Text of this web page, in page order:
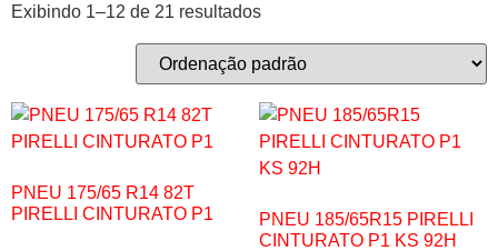
Exibindo 1–12 de 21 resultados
PNEU 175/65 R14 82T
PIRELLI CINTURATO P1
PNEU 185/65R15 PIRELLI
CINTURATO P1 KS 92H